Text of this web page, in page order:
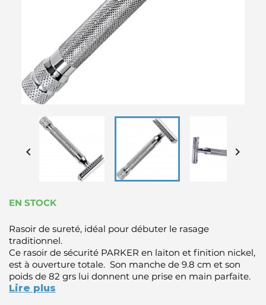
 
EN STOCK
Rasoir de sureté, idéal pour débuter le rasage
traditionnel.
Ce rasoir de sécurité PARKER en laiton et finition nickel,
est à ouverture totale. Son manche de 9.8 cm et son
poids de 82 grs lui donnent une prise en main parfaite.
Lire plus